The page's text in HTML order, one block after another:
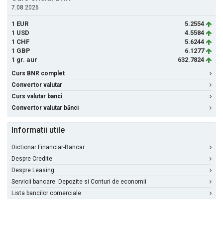
7.08.2026
1 EUR
5.2554
1 USD
4.5584
1 CHF
5.6244
1 GBP
6.1277
1 gr. aur
632.7824
Curs BNR complet
Convertor valutar
Curs valutar banci
Convertor valutar bănci
Informatii utile
Dictionar Financiar-Bancar
Despre Credite
Despre Leasing
Servicii bancare: Depozite si Conturi de economii
Lista bancilor comerciale